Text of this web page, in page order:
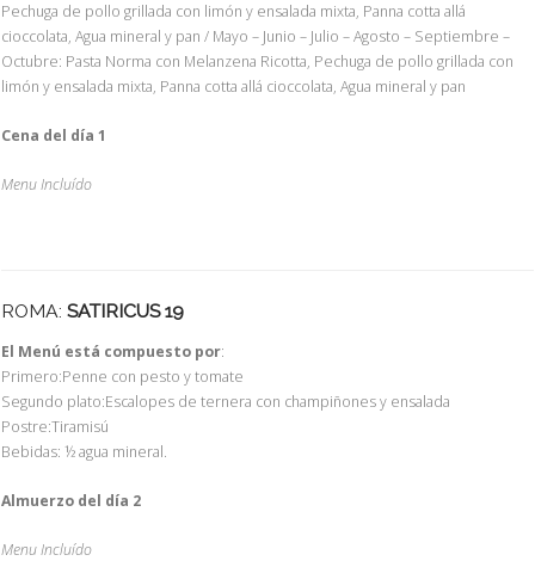
Pechuga de pollo grillada con limón y ensalada mixta, Panna cotta allá
cioccolata, Agua mineral y pan / Mayo – Junio – Julio – Agosto – Septiembre –
Octubre: Pasta Norma con Melanzena Ricotta, Pechuga de pollo grillada con
limón y ensalada mixta, Panna cotta allá cioccolata, Agua mineral y pan
Cena del día 1
Menu Incluído
ROMA: SATIRICUS 19
El Menú está compuesto por:
Primero:Penne con pesto y tomate
Segundo plato:Escalopes de ternera con champiñones y ensalada
Postre:Tiramisú
Bebidas: ½ agua mineral.
Almuerzo del día 2
Menu Incluído